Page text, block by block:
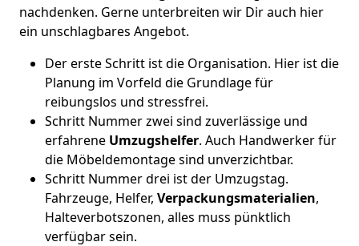
nachdenken. Gerne unterbreiten wir Dir auch hier
ein unschlagbares Angebot.
Der erste Schritt ist die Organisation. Hier ist die
Planung im Vorfeld die Grundlage für
reibungslos und stressfrei.
Schritt Nummer zwei sind zuverlässige und
erfahrene Umzugshelfer. Auch Handwerker für
die Möbeldemontage sind unverzichtbar.
Schritt Nummer drei ist der Umzugstag.
Fahrzeuge, Helfer, Verpackungsmaterialien,
Halteverbotszonen, alles muss pünktlich
verfügbar sein.